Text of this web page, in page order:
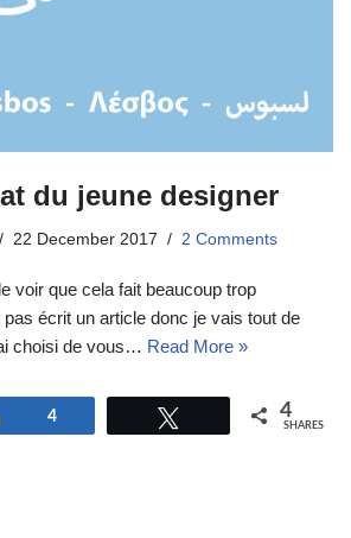
du jeune designer
22 December 2017 2 Comments
voir que cela fait beaucoup trop
pas écrit un article donc je vais tout de
choisi de vous… Read More »
Share
4 4
SHARES